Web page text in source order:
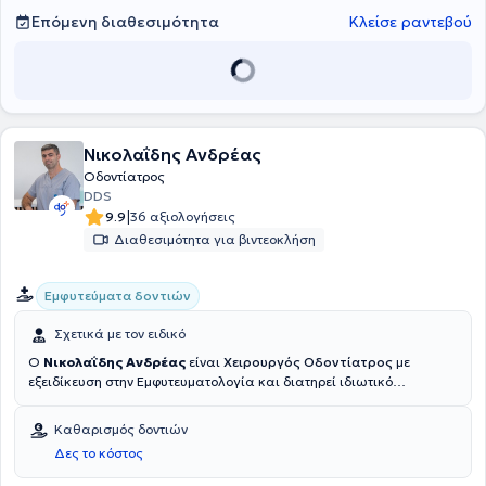
τους. Μια εκ των συνεργατών της κλινικής είναι η Οδοντίατρος
Μπαμπαλή Μάρθα.
Επόμενη διαθεσιμότητα Κλείσε ραντεβού
Νικολαΐδης Ανδρέας
Οδοντίατρος
DDS
9.9|36 αξιολογήσεις
Διαθεσιμότητα για βιντεοκλήση
Εμφυτεύματα δοντιών
Σχετικά με τον ειδικό
Ο Νικολαΐδης Ανδρέας είναι Χειρουργός Οδοντίατρος με
εξειδίκευση στην Εμφυτευματολογία και διατηρεί ιδιωτικό
Οδοντιατρική Σχολή του Κρατικού Πανεπιστημίου της Αγίας
Πετρούπολης το 2018, ενώ στη συνέχεια εξειδικεύτηκε στην
Εμφυτευματολογία στο Πανεπιστήμιο της Νέας Υόρκης (NYU), στο
πλαίσιο του μετεκπαιδευτικού προγράμματος σπουδών του(2023–
Καθαρισμός δοντιών
Δες το κόστος